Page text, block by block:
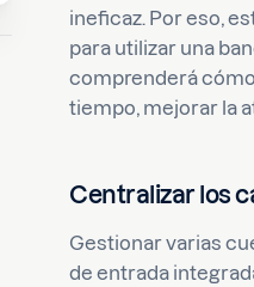
ineficaz. Por eso,
para utilizar una
comprenderá
tiempo, mejorar la
Centralizar los
Gestionar varias
de entrada